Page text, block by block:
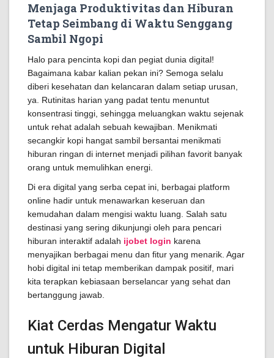
Menjaga Produktivitas dan Hiburan
Tetap Seimbang di Waktu Senggang
Sambil Ngopi
Halo para pencinta kopi dan pegiat dunia digital!
Bagaimana kabar kalian pekan ini? Semoga selalu
diberi kesehatan dan kelancaran dalam setiap urusan,
ya. Rutinitas harian yang padat tentu menuntut
konsentrasi tinggi, sehingga meluangkan waktu sejenak
untuk rehat adalah sebuah kewajiban. Menikmati
secangkir kopi hangat sambil bersantai menikmati
hiburan ringan di internet menjadi pilihan favorit banyak
orang untuk memulihkan energi.
Di era digital yang serba cepat ini, berbagai platform
online hadir untuk menawarkan keseruan dan
kemudahan dalam mengisi waktu luang. Salah satu
destinasi yang sering dikunjungi oleh para pencari
hiburan interaktif adalah ijobet login karena
menyajikan berbagai menu dan fitur yang menarik. Agar
hobi digital ini tetap memberikan dampak positif, mari
kita terapkan kebiasaan berselancar yang sehat dan
bertanggung jawab.
Kiat Cerdas Mengatur Waktu
untuk Hiburan Digital